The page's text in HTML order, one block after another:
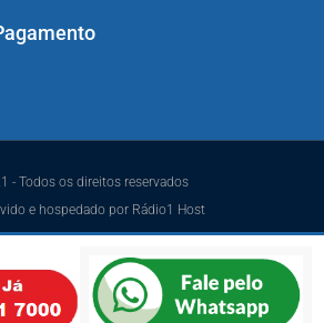
- Todos os direitos reservados
e hospedado por Rádio1 Host